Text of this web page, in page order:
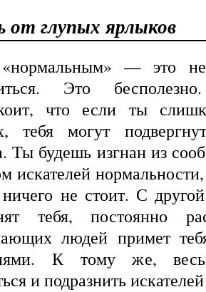
глупых ярлыков
— это
Это
что если ты
тебя могут
Ты будешь изгнан из
искателей
не стоит. С
тебя, постоянно
людей примет
К тому же,
и подразнить